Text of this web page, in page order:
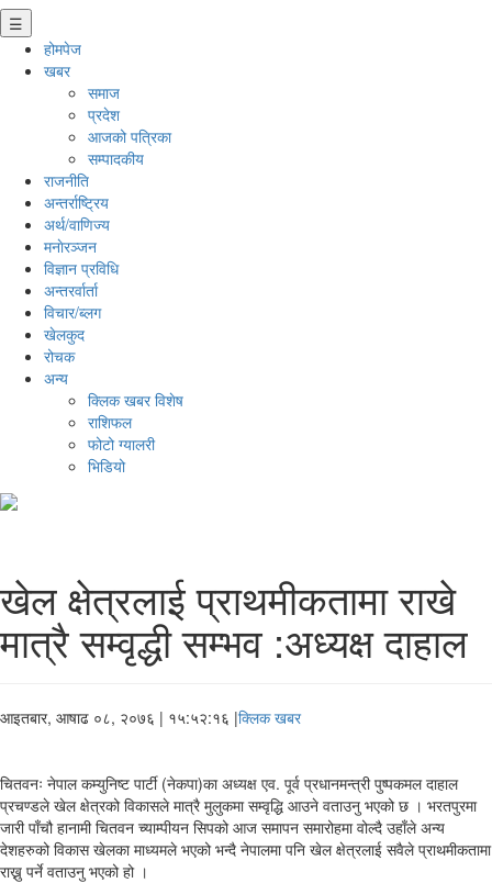
☰
होमपेज
खबर
समाज
प्रदेश
आजको पत्रिका
सम्पादकीय
राजनीति
अन्तर्राष्ट्रिय
अर्थ/वाणिज्य
मनाेरञ्जन
विज्ञान प्रविधि
अन्तरर्वार्ता
विचार/ब्लग
खेलकुद
रोचक
अन्य
क्लिक खबर विशेष
राशिफल
फोटो ग्यालरी
भिडियो
खेल क्षेत्रलाई प्राथमीकतामा राखे
मात्रै सम्वृद्धी सम्भव :अध्यक्ष दाहाल
आइतबार, आषाढ ०८, २०७६ | १५:५२:१६ |क्लिक खबर
चितवनः नेपाल कम्युनिष्ट पार्टी (नेकपा)का अध्यक्ष एव. पूर्व प्रधानमन्त्री पुष्पकमल दाहाल
प्रचण्डले खेल क्षेत्रको विकासले मात्रै मुलुकमा सम्वृद्धि आउने वताउनु भएको छ । भरतपुरमा
जारी पाँचौ हानामी चितवन च्याम्पीयन सिपको आज समापन समारोहमा वोल्दै उहाँले अन्य
देशहरुको विकास खेलका माध्यमले भएको भन्दै नेपालमा पनि खेल क्षेत्रलाई सवैले प्राथमीकतामा
राख्नु पर्ने वताउनु भएको हो ।